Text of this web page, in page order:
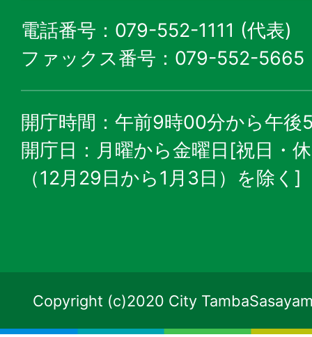
電話番号：079-552-1111 (代表)
ファックス番号：079-552-5665
開庁時間：午前9時00分から午後
開庁日：月曜から金曜日[祝日・
（12月29日から1月3日）を除く]
Copyright (c)2020 City